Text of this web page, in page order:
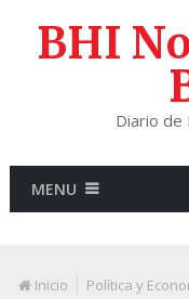
BHI
Diario de
MENU
Inicio Política y